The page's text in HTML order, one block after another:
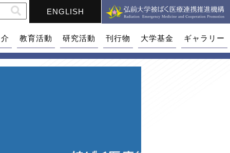
ENGLISH
教育活動 研究活動 刊行物 大学基金 ギャラリー